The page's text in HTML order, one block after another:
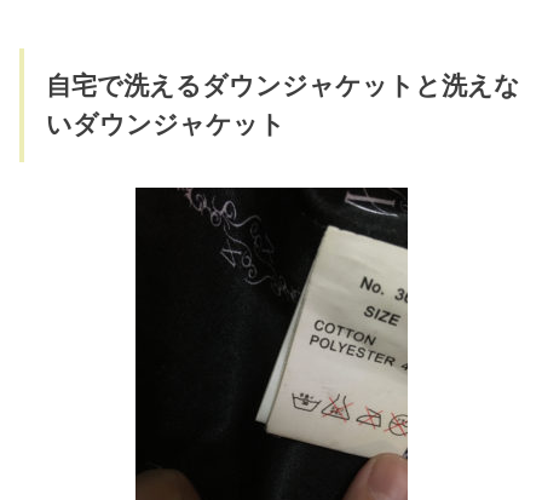
自宅で洗えるダウンジャケットと洗えな
いダウンジャケット